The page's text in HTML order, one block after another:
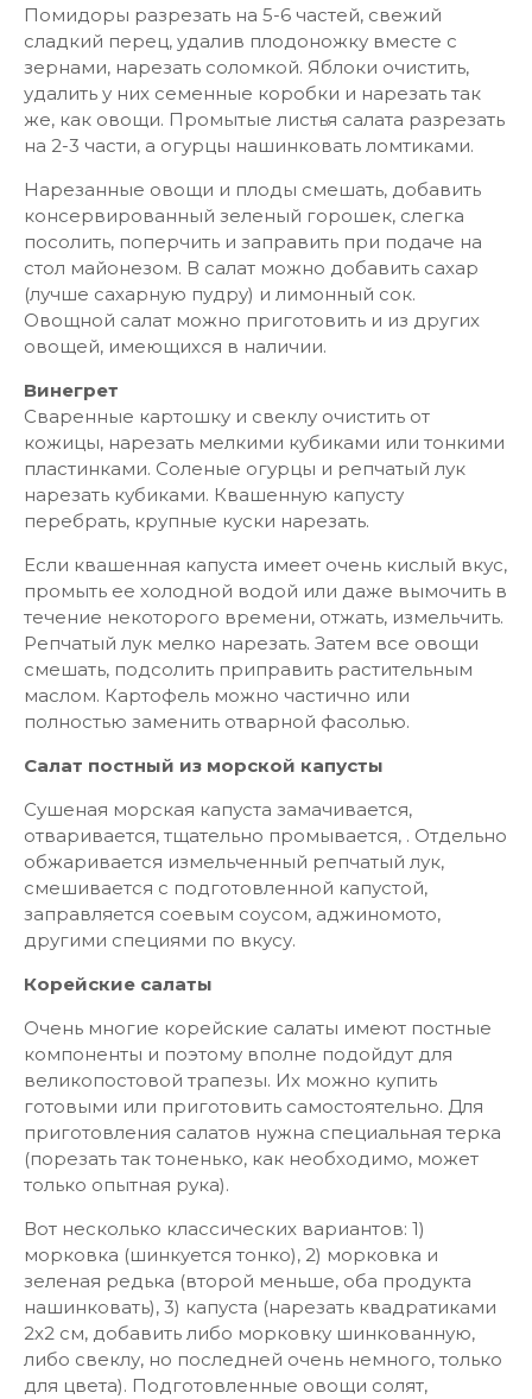
Помидоры разрезать на 5-6 частей, свежий
сладкий перец, удалив плодоножку вместе с
зернами, нарезать соломкой. Яблоки очистить,
удалить у них семенные коробки и нарезать так
же, как овощи. Промытые листья салата разрезать
на 2-3 части, а огурцы нашинковать ломтиками.
Нарезанные овощи и плоды смешать, добавить
консервированный зеленый горошек, слегка
посолить, поперчить и заправить при подаче на
стол майонезом. В салат можно добавить сахар
(лучше сахарную пудру) и лимонный сок.
Овощной салат можно приготовить и из других
овощей, имеющихся в наличии.
Винегрет
Сваренные картошку и свеклу очистить от
кожицы, нарезать мелкими кубиками или тонкими
пластинками. Соленые огурцы и репчатый лук
нарезать кубиками. Квашенную капусту
перебрать, крупные куски нарезать.
Если квашенная капуста имеет очень кислый вкус,
промыть ее холодной водой или даже вымочить в
течение некоторого времени, отжать, измельчить.
Репчатый лук мелко нарезать. Затем все овощи
смешать, подсолить приправить растительным
маслом. Картофель можно частично или
полностью заменить отварной фасолью.
Салат постный из морской капусты
Сушеная морская капуста замачивается,
отваривается, тщательно промывается, . Отдельно
обжаривается измельченный репчатый лук,
смешивается с подготовленной капустой,
заправляется соевым соусом, аджиномото,
другими специями по вкусу.
Корейские салаты
Очень многие корейские салаты имеют постные
компоненты и поэтому вполне подойдут для
великопостовой трапезы. Их можно купить
готовыми или приготовить самостоятельно. Для
приготовления салатов нужна специальная терка
(порезать так тоненько, как необходимо, может
только опытная рука).
Вот несколько классических вариантов: 1)
морковка (шинкуется тонко), 2) морковка и
зеленая редька (второй меньше, оба продукта
нашинковать), 3) капуста (нарезать квадратиками
2х2 см, добавить либо морковку шинкованную,
либо свеклу, но последней очень немного, только
для цвета). Подготовленные овощи солят,